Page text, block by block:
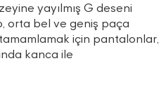
yayılmış G deseni
orta bel ve geniş paça
tamamlamak için pantalonlar,
kanca ile